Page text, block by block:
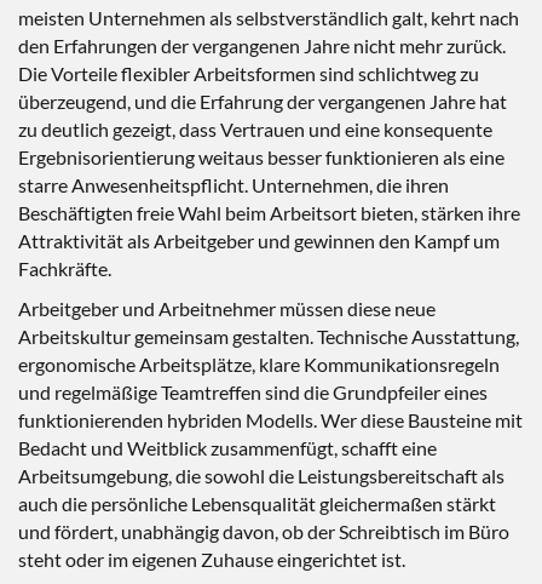
meisten Unternehmen als selbstverständlich galt, kehrt nach
den Erfahrungen der vergangenen Jahre nicht mehr zurück.
Die Vorteile flexibler Arbeitsformen sind schlichtweg zu
überzeugend, und die Erfahrung der vergangenen Jahre hat
zu deutlich gezeigt, dass Vertrauen und eine konsequente
Ergebnisorientierung weitaus besser funktionieren als eine
starre Anwesenheitspflicht. Unternehmen, die ihren
Beschäftigten freie Wahl beim Arbeitsort bieten, stärken ihre
Attraktivität als Arbeitgeber und gewinnen den Kampf um
Fachkräfte.
Arbeitgeber und Arbeitnehmer müssen diese neue
Arbeitskultur gemeinsam gestalten. Technische Ausstattung,
ergonomische Arbeitsplätze, klare Kommunikationsregeln
und regelmäßige Teamtreffen sind die Grundpfeiler eines
funktionierenden hybriden Modells. Wer diese Bausteine mit
Bedacht und Weitblick zusammenfügt, schafft eine
Arbeitsumgebung, die sowohl die Leistungsbereitschaft als
auch die persönliche Lebensqualität gleichermaßen stärkt
und fördert, unabhängig davon, ob der Schreibtisch im Büro
steht oder im eigenen Zuhause eingerichtet ist.